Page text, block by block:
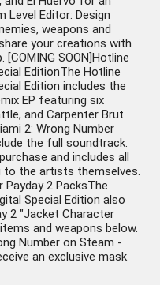
СНГ-
211 ₽
-339 руб.
2:
Level Editor: Design
weapons and
your creations with
SOON]Hotline
EditionThe Hotline
Edition includes the
EP featuring six
and Carpenter Brut.
2: Wrong Number
the full soundtrack.
and includes all
to the artists themselves.
2 PacksThe
Special Edition also
2 "Jacket Character
and weapons below.
Number on Steam -
an exclusive mask